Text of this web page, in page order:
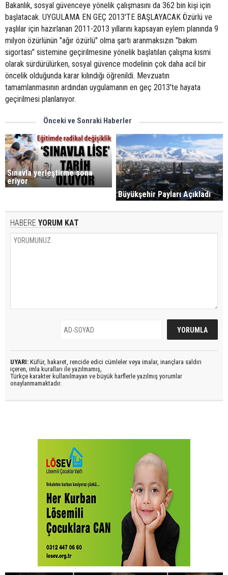
Bakanlık, sosyal güvenceye yönelik çalışmasını da 362 bin kişi için
başlatacak. UYGULAMA EN GEÇ 2013'TE BAŞLAYACAK Özürlü ve
yaşlılar için hazırlanan 2011-2013 yıllarını kapsayan eylem planında 9
milyon özürlünün "ağır özürlü" olma şartı aranmaksızın "bakım
sigortası" sistemine geçirilmesine yönelik başlatılan çalışma kısmi
olarak sürdürülürken, sosyal güvence modelinin çok daha acil bir
öncelik olduğunda karar kılındığı öğrenildi. Mevzuatın
tamamlanmasının ardından uygulamanın en geç 2013'te hayata
geçirilmesi planlanıyor.
Önceki ve Sonraki Haberler
Sınavla yerleştirme sona
eriyor
Büyükşehir Payları Açıkladı
HABERE YORUM KAT
UYARI: Küfür, hakaret, rencide edici cümleler veya imalar, inançlara saldırı
içeren, imla kuralları ile yazılmamış,
Türkçe karakter kullanılmayan ve büyük harflerle yazılmış yorumlar
onaylanmamaktadır.